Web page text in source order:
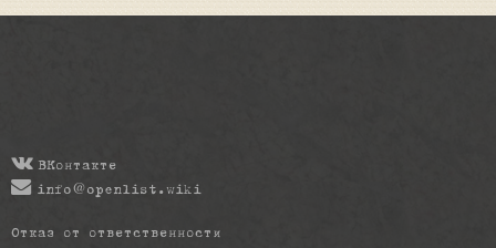
ВКонтакте
info@openlist.wiki
Отказ от ответственности